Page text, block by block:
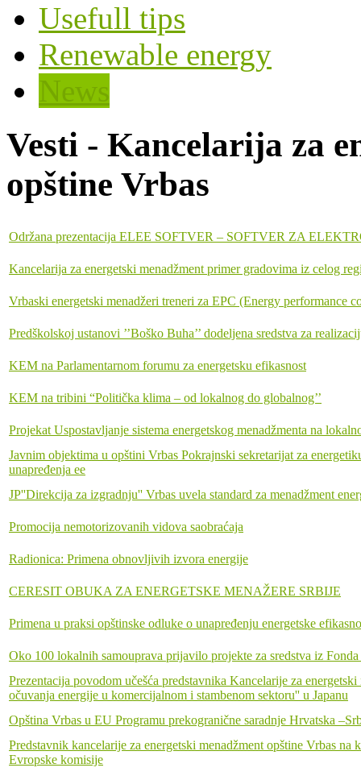
Usefull tips
Renewable energy
News
Vesti - Kancelarija za
opštine Vrbas
Održana prezentacija ELEE SOFTVER – SOFTVER ZA
Kancelarija za energetski menadžment primer gradovima iz celog
Vrbaski energetski menadžeri treneri za EPC (Energy performance
Predškolskoj ustanovi ’’Boško Buha’’ dodeljena sredstva za
KEM na Parlamentarnom forumu za energetsku efikasnost
KEM na tribini “Politička klima – od lokalnog do globalnog’’
Projekat Uspostavljanje sistema energetskog menadžmenta na
Javnim objektima u opštini Vrbas Pokrajnski sekretarijat za
unapređenja ee
JP''Direkcija za izgradnju'' Vrbas uvela standard za menadžment
Promocija nemotorizovanih vidova saobraćaja
Radionica: Primena obnovljivih izvora energije
CERESIT OBUKA ZA ENERGETSKE MENAŽERE SRBIJE
Primena u praksi opštinske odluke o unapređenju energetske
Oko 100 lokalnih samouprava prijavilo projekte za sredstva iz
Prezentacija povodom učešća predstavnika Kancelarije za
očuvanja energije u komercijalnom i stambenom sektoru'' u Japanu
Opština Vrbas u EU Programu prekogranične saradnje Hrvatska
Predstavnik kancelarije za energetski menadžment opštine Vrbas
Evropske komisije